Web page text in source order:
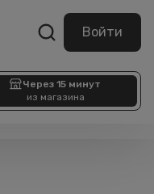
Войти
Через 15 минут
из магазина